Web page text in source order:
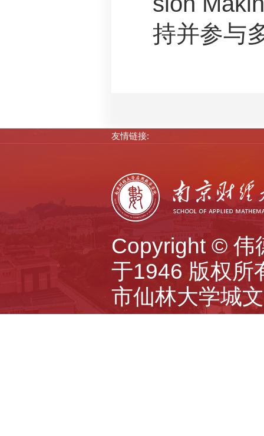
持并参与
友情链接:
Copyright © 伟
于1946 版权
市仙林大学城